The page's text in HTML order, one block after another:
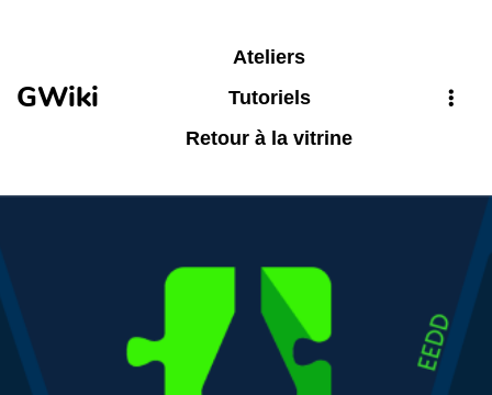
GWiki
Ateliers
Tutoriels
Retour à la vitrine